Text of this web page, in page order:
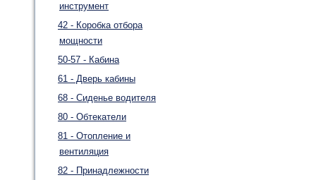
инструмент
42 - Коробка отбора
мощности
50-57 - Кабина
61 - Дверь кабины
68 - Сиденье водителя
80 - Обтекатели
81 - Отопление и
вентиляция
82 - Принадлежности